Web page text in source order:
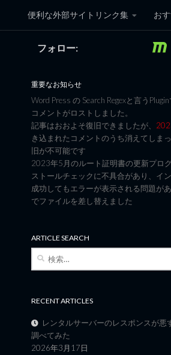
コンテンツへスキップ
便利な外部サイトリンク集 お
黒翼猫のコ
フォロー:
重要なお知らせ
Word Press の Search Regexと言う
コメントがロストしました。
記事はおおよそ復旧できましたが、
き込まれたコメントのうち消えてしま
旧が不可能です
2023年5月のルート証明書の更新プロ
ストールチェックに不具合があり、イ
成功してもエラーが表示される問題が
でファイルを差し替えました
ARTICLE SEARCH
RECENT ARTICLES
レンタルサーバーのレスポンスが悪
調べてみた
2026年3月17日